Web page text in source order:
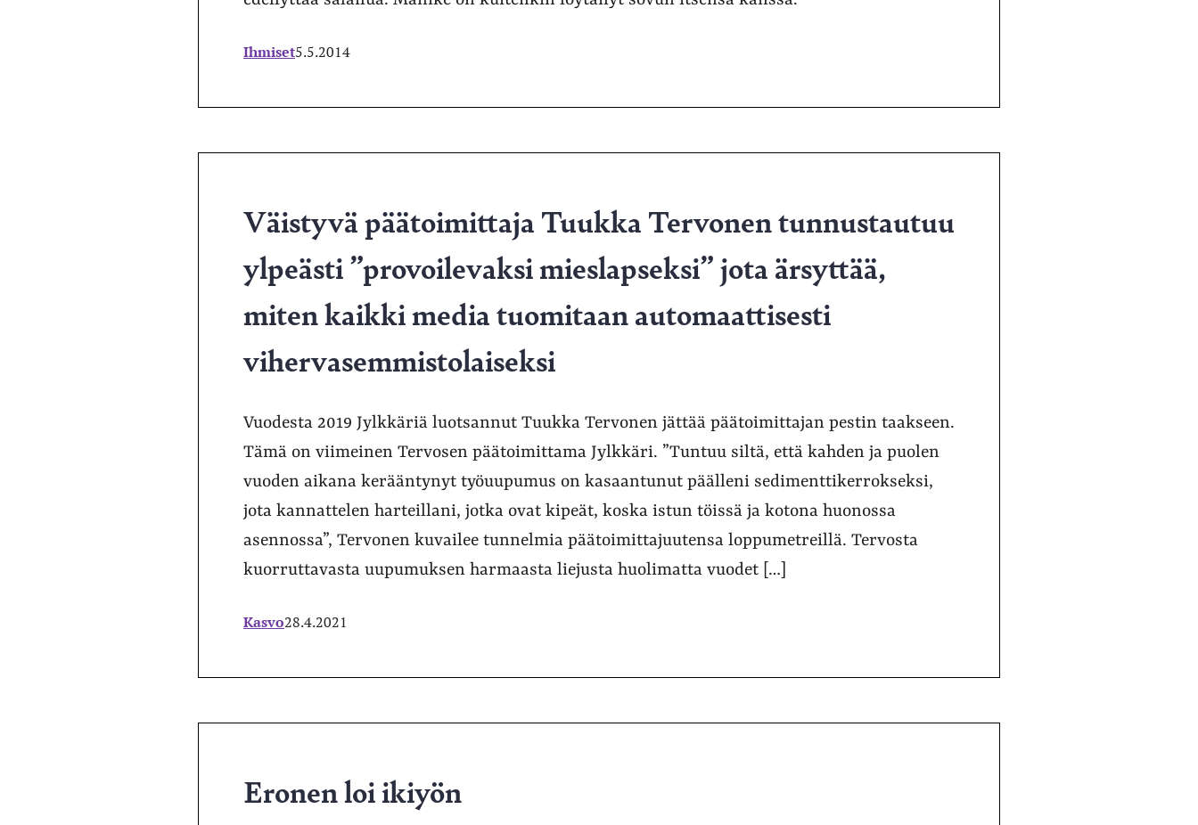
Ihmiset5.5.2014
Väistyvä päätoimittaja Tuukka Tervonen tunnustautuu
ylpeästi ”provoilevaksi mieslapseksi” jota ärsyttää,
miten kaikki media tuomitaan automaattisesti
vihervasemmistolaiseksi
Vuodesta 2019 Jylkkäriä luotsannut Tuukka Tervonen jättää päätoimittajan pestin taakseen.
Tämä on viimeinen Tervosen päätoimittama Jylkkäri. ”Tuntuu siltä, että kahden ja puolen
vuoden aikana kerääntynyt työuupumus on kasaantunut päälleni sedimenttikerrokseksi,
jota kannattelen harteillani, jotka ovat kipeät, koska istun töissä ja kotona huonossa
asennossa”, Tervonen kuvailee tunnelmia päätoimittajuutensa loppumetreillä. Tervosta
kuorruttavasta uupumuksen harmaasta liejusta huolimatta vuodet […]
Kasvo28.4.2021
Eronen loi ikiyön